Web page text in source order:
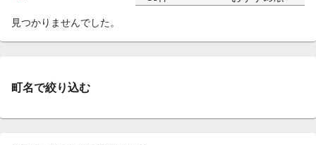
見つかりませんでした。
町名で絞り込む